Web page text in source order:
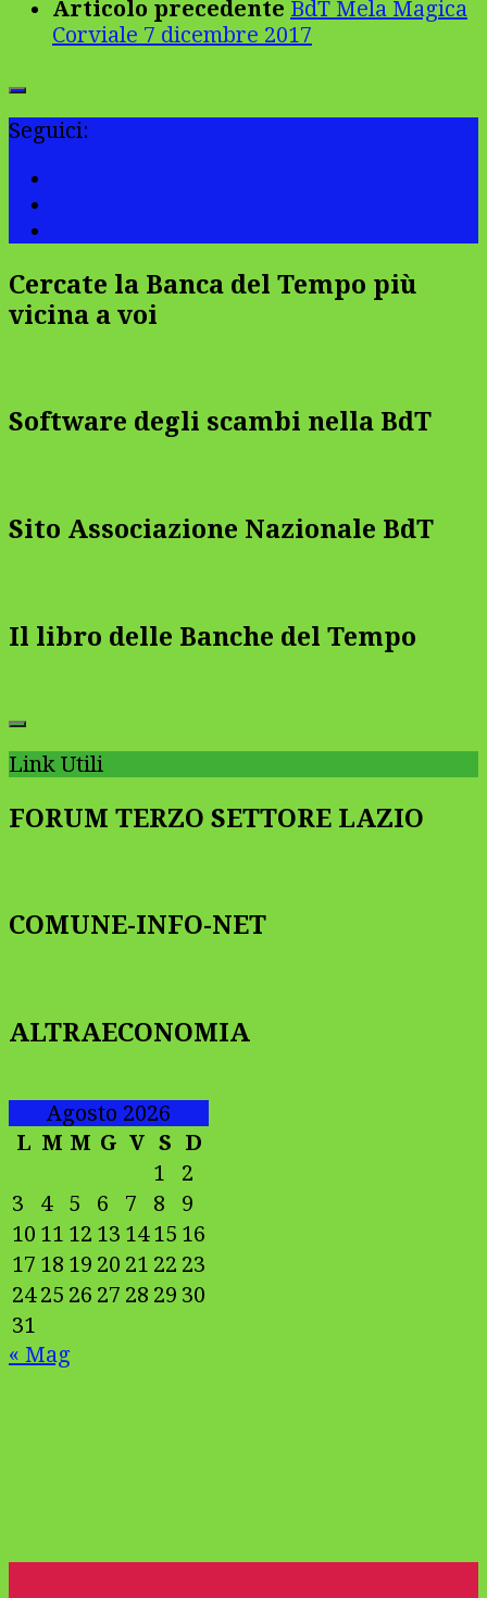
Articolo precedente BdT Mela Magica
Corviale 7 dicembre 2017
Seguici:
Cercate la Banca del Tempo più
vicina a voi
Software degli scambi nella BdT
Sito Associazione Nazionale BdT
Il libro delle Banche del Tempo
Link Utili
FORUM TERZO SETTORE LAZIO
COMUNE-INFO-NET
ALTRAECONOMIA
Agosto 2026
L M M G V S D
1
2
3
4 5 6 7 8
9
10 11 12 13 14 15 16
17 18 19 20 21 22 23
24 25 26 27 28 29 30
31
« Mag